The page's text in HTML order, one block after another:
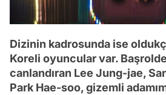
Dizinin kadrosunda ise
Koreli oyuncular var.
canlandıran Lee Jung-jae,
Park Hae-soo, gizemli